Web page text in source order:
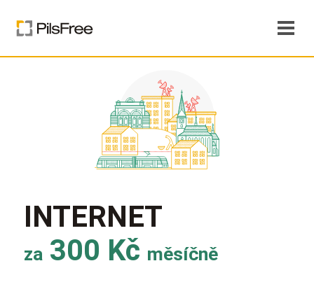
INTERNET
za300 Kč měsíčně